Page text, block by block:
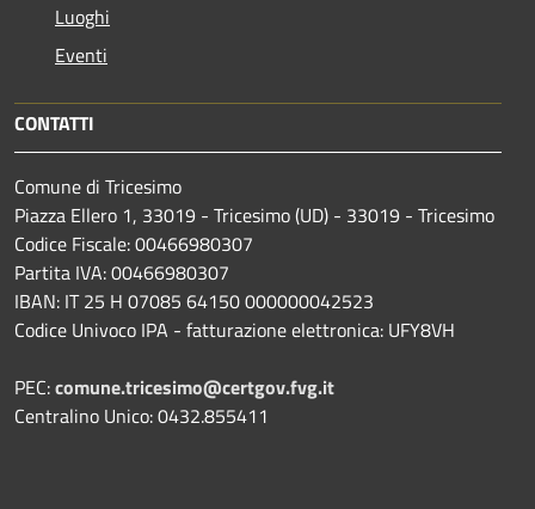
Luoghi
Eventi
CONTATTI
Comune di Tricesimo
Piazza Ellero 1, 33019 - Tricesimo (UD) - 33019 - Tricesimo
Codice Fiscale: 00466980307
Partita IVA: 00466980307
IBAN: IT 25 H 07085 64150 000000042523
Codice Univoco IPA - fatturazione elettronica: UFY8VH
PEC:comune.tricesimo@certgov.fvg.it
Centralino Unico: 0432.855411